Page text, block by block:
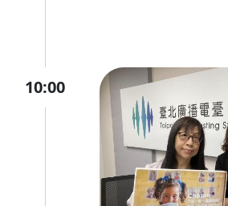
10:00